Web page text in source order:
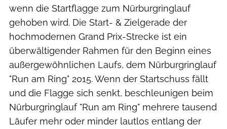
wenn die Startflagge zum Nürburgringlauf
gehoben wird. Die Start- & Zielgerade der
hochmodernen Grand Prix-Strecke ist ein
überwältigender Rahmen für den Beginn eines
außergewöhnlichen Laufs, dem Nürburgringlauf
"Run am Ring" 2015. Wenn der Startschuss fällt
und die Flagge sich senkt, beschleunigen beim
Nürburgringlauf "Run am Ring" mehrere tausend
Läufer mehr oder minder lautlos entlang der